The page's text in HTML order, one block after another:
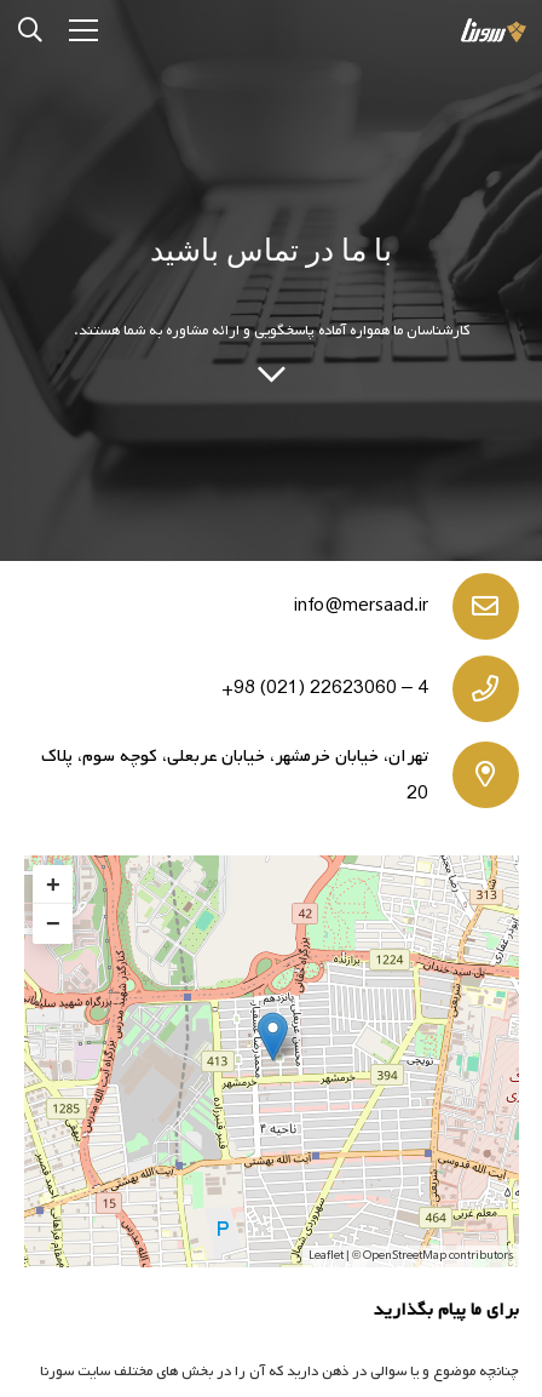
با ما در تماس باشید
کارشناسان ما همواره آماده پاسخگویی و ارائه مشاوره به شما هستند.
info@mersaad.ir
4 – 22623060 (021) 98+
تهران، خیابان خرمشهر، خیابان عربعلی، کوچه سوم، پلاک
20
+
−
Leaflet| ©OpenStreetMapcontributors
برای ما پیام بگذارید
چنانچه موضوع و یا سوالی در ذهن دارید که آن را در بخش های مختلف سایت سورنا